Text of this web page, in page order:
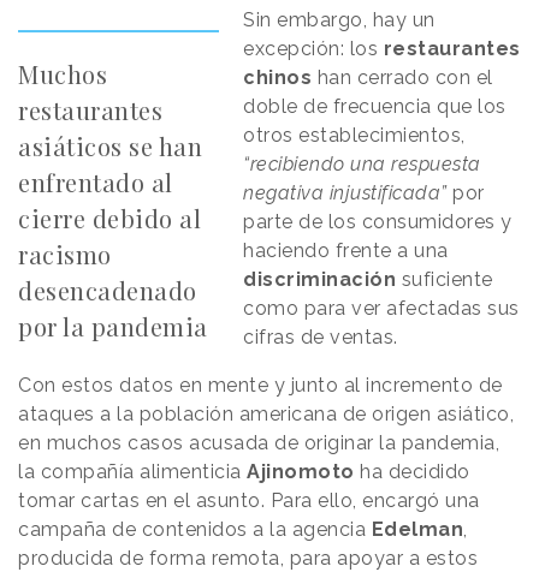
Muchos
restaurantes
asiáticos se han
enfrentado al
cierre debido al
racismo
desencadenado
por la pandemia
Sin embargo, hay un
excepción: los restaurantes
chinos han cerrado con el
doble de frecuencia que los
otros establecimientos,
“recibiendo una respuesta
negativa injustificada”por
parte de los consumidores y
haciendo frente a una
discriminación suficiente
como para ver afectadas sus
cifras de ventas.
Con estos datos en mente y junto al incremento de
ataques a la población americana de origen asiático,
en muchos casos acusada de originar la pandemia,
la compañía alimenticia Ajinomoto ha decidido
tomar cartas en el asunto. Para ello, encargó una
campaña de contenidos a la agencia Edelman,
producida de forma remota, para apoyar a estos